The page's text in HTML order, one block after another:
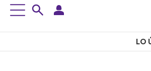
LO